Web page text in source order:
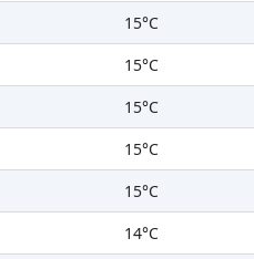
15°C
15°C
15°C
15°C
15°C
14°C